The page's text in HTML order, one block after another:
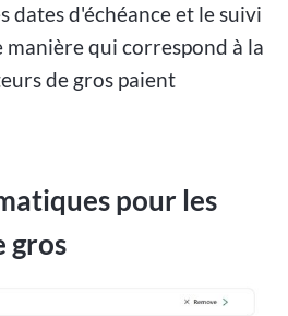
dates d'échéance et le suivi
manière qui correspond à la
de gros paient
pour les
gros